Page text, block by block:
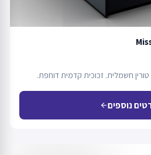
חשמלית. זכוכית קדמית דוחפת.
נוספיםarrow_back